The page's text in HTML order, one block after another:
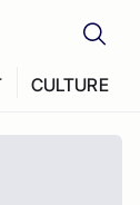
CULTURE